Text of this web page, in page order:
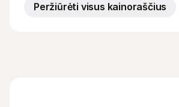
Peržiūrėti visus kainoraščius